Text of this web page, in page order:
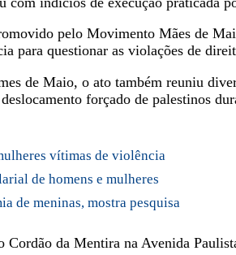
pelo Movimento Mães de
para questionar as violações de
de Maio, o ato também reuniu
forçado de palestinos
vítimas de violência
de homens e mulheres
de meninas, mostra pesquisa
Cordão da Mentira na Avenida